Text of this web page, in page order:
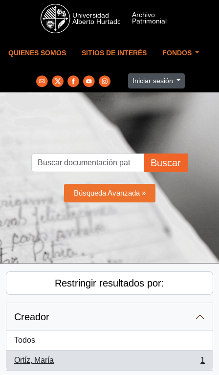
Skip to main content
QUIENES SOMOS SITIOS DE INTERÉS FONDOS
Iniciar sesión
Buscar
Búsqueda Avanzada »
Restringir resultados por:
Creador
Todos
Ortíz, María
, 1 resultados
1